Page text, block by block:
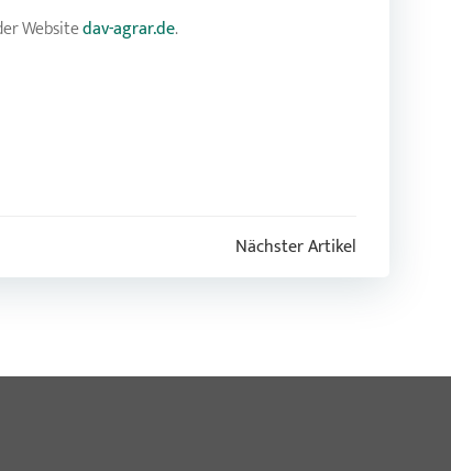
Websitedav-agrar.de.
Nächster Artikel